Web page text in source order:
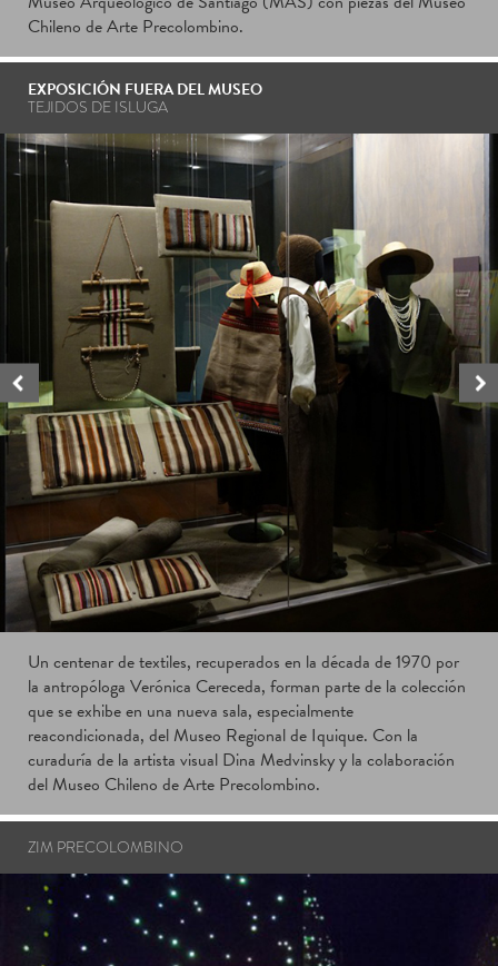
Chileno de Arte Precolombino.
EXPOSICIÓN FUERA DEL MUSEO
TEJIDOS DE ISLUGA
Un centenar de textiles, recuperados en la década de 1970 por
la antropóloga Verónica Cereceda, forman parte de la colección
que se exhibe en una nueva sala, especialmente
reacondicionada, del Museo Regional de Iquique. Con la
curaduría de la artista visual Dina Medvinsky y la colaboración
del Museo Chileno de Arte Precolombino.
ZIM PRECOLOMBINO